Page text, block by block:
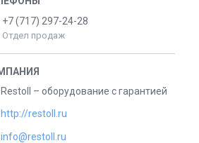
+7 (717) 297-24-28
Отдел продаж
Restoll – оборудование с гарантией
http://restoll.ru
info@restoll.ru